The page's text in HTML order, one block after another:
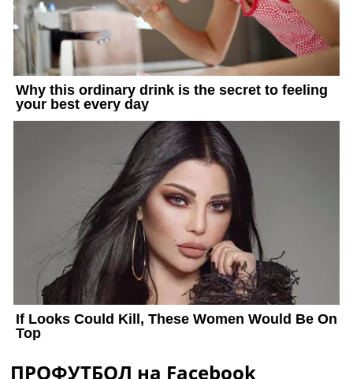
ПРОФУТБОЛ на Facebook